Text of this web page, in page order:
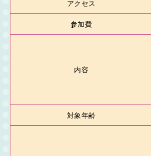
アクセス
参加費
内容
対象年齢